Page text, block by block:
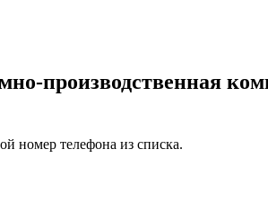
производственная
номер телефона из списка.